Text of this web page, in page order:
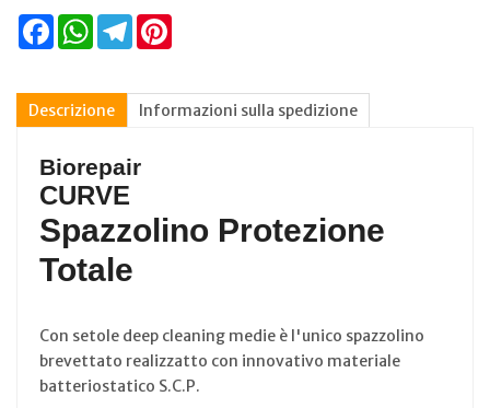
FacebookWhatsAppTelegram
Descrizione Informazioni sulla spedizione
Biorepair
CURVE
Spazzolino Protezione
Totale
Con setole deep cleaning medie è l'unico spazzolino
brevettato realizzatto con innovativo materiale
batteriostatico S.C.P.